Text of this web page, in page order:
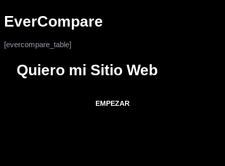
EverCompare
[evercompare_table]
Quiero mi Sitio Web
EMPEZAR